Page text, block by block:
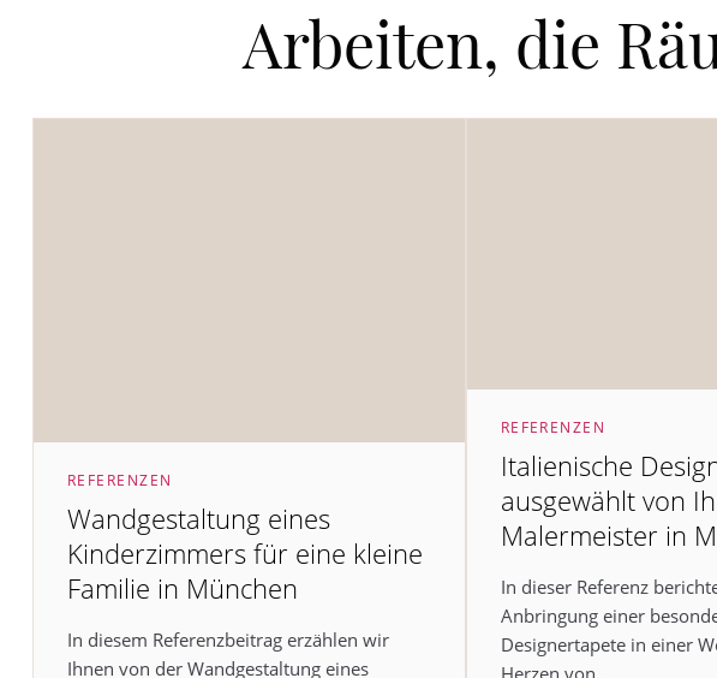
Arbeiten, die
REFERENZEN
Wandgestaltung eines
Kinderzimmers für eine kleine
Familie in München
In diesem Referenzbeitrag erzählen wir
Ihnen von der Wandgestaltung eines
REFERENZEN
Italienische
ausgewählt von
Malermeister in
In dieser Referenz
Anbringung einer
Designertapete in einer
Herzen von...